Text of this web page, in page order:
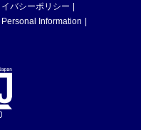
イバシーポリシー
Information